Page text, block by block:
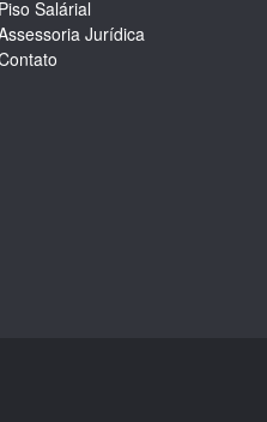
Piso Salárial
Jurídica